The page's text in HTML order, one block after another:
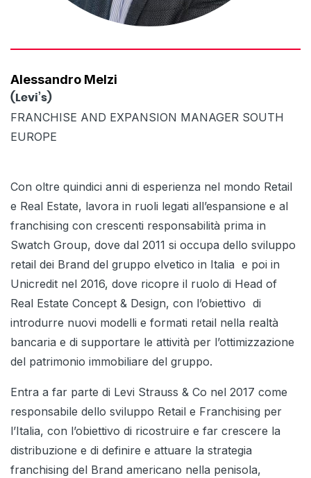
Alessandro Melzi
(Levi’s)
FRANCHISE AND EXPANSION MANAGER SOUTH
EUROPE
Con oltre quindici anni di esperienza nel mondo Retail
e Real Estate, lavora in ruoli legati all’espansione e al
franchising con crescenti responsabilità prima in
Swatch Group, dove dal 2011 si occupa dello sviluppo
retail dei Brand del gruppo elvetico in Italia e poi in
Unicredit nel 2016, dove ricopre il ruolo di Head of
Real Estate Concept & Design, con l’obiettivo di
introdurre nuovi modelli e formati retail nella realtà
bancaria e di supportare le attività per l’ottimizzazione
del patrimonio immobiliare del gruppo.
Entra a far parte di Levi Strauss & Co nel 2017 come
responsabile dello sviluppo Retail e Franchising per
l’Italia, con l’obiettivo di ricostruire e far crescere la
distribuzione e di definire e attuare la strategia
franchising del Brand americano nella penisola,